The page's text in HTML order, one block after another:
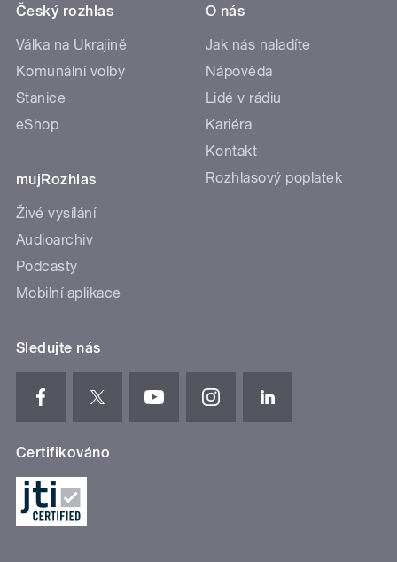
Český rozhlas
Válka na Ukrajině
Komunální volby
Stanice
eShop
mujRozhlas
Živé vysílání
Audioarchiv
Podcasty
Mobilní aplikace
O nás
Jak nás naladíte
Nápověda
Lidé v rádiu
Kariéra
Kontakt
Rozhlasový poplatek
Sledujte nás
Certifikováno